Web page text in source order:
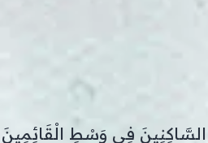
فِي وَسْطِ